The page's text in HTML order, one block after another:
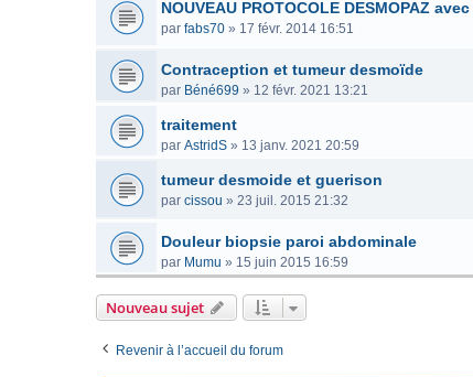
NOUVEAU PROTOCOLE DESMOPAZ
par fabs70 » 17 févr. 2014 16:51
Contraception et tumeur desmoïde
par Béné699 » 12 févr. 2021 13:21
traitement
par AstridS » 13 janv. 2021 20:59
tumeur desmoide et guerison
par cissou » 23 juil. 2015 21:32
Douleur biopsie paroi abdominale
par Mumu » 15 juin 2015 16:59
Nouveau sujet
Revenir à l’accueil du forum